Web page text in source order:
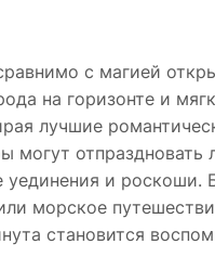
с магией
на горизонте и
лучшие
могут отпраздновать
уединения и роскоши.
морское
становится